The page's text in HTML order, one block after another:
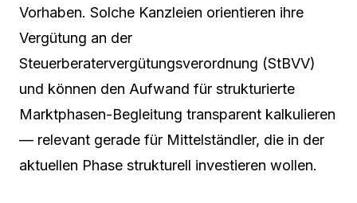
Vorhaben. Solche Kanzleien orientieren ihre
Vergütung an der
Steuerberatervergütungsverordnung (StBVV)
und können den Aufwand für strukturierte
Marktphasen-Begleitung transparent kalkulieren
— relevant gerade für Mittelständler, die in der
aktuellen Phase strukturell investieren wollen.